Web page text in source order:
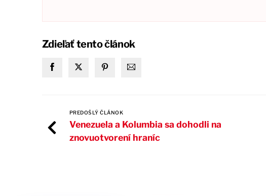
Zdieľať tento článok
PREDOŠLÝ ČLÁNOK
Venezuela a Kolumbia sa dohodli na
znovuotvorení hraníc